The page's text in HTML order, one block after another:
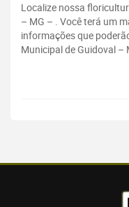
Localize nossa
– MG – . Você terá um
informações que
Municipal de Guidoval –